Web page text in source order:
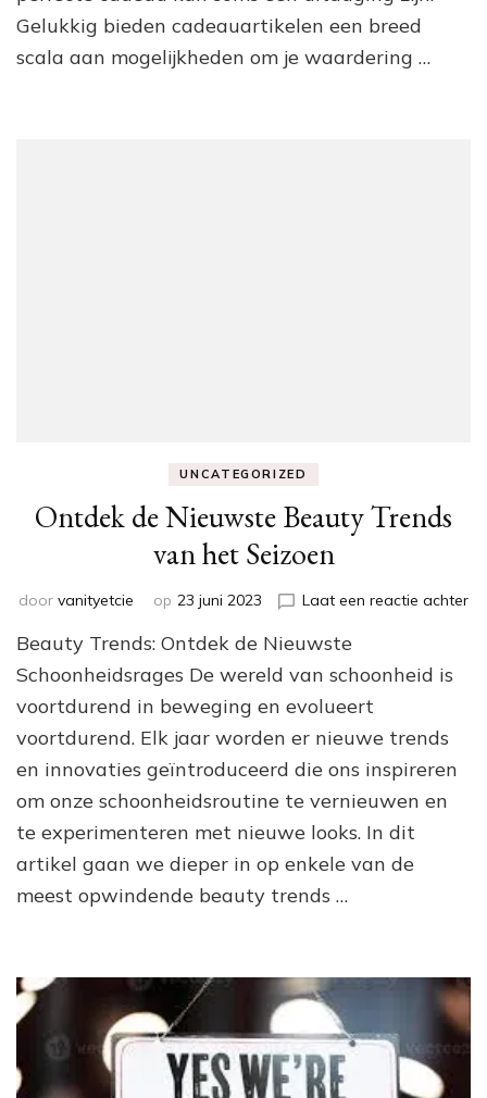
Gelukkig bieden cadeauartikelen een breed
scala aan mogelijkheden om je waardering …
UNCATEGORIZED
Ontdek de Nieuwste Beauty Trends
van het Seizoen
door vanityetcie op 23 juni 2023 Laat een reactie achterop
Beauty Trends: Ontdek de Nieuwste
Schoonheidsrages De wereld van schoonheid is
voortdurend in beweging en evolueert
voortdurend. Elk jaar worden er nieuwe trends
en innovaties geïntroduceerd die ons inspireren
om onze schoonheidsroutine te vernieuwen en
te experimenteren met nieuwe looks. In dit
artikel gaan we dieper in op enkele van de
meest opwindende beauty trends …